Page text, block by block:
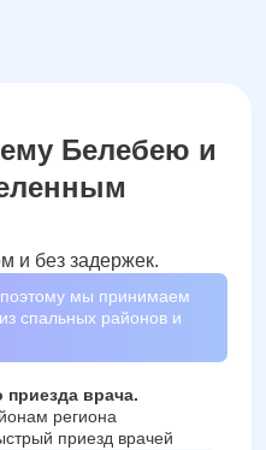
Белебею и
и без задержек.
поэтому мы принимаем
спальных районов и
врача.
региона
приезд врачей